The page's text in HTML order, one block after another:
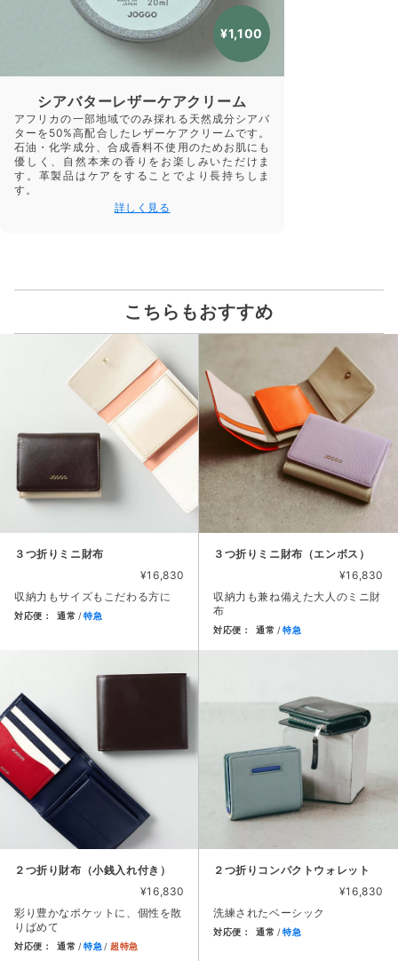
¥1,100
シアバターレザーケアクリーム
アフリカの一部地域でのみ採れる天然成分シアバ
ターを50%高配合したレザーケアクリームです。
石油・化学成分、合成香料不使用のためお肌にも
優しく、自然本来の香りをお楽しみいただけま
す。革製品はケアをすることでより長持ちしま
す。
詳しく見る
こちらもおすすめ
３つ折りミニ財布
¥16,830
収納力もサイズもこだわる方に
対応便： 通常 特急
３つ折りミニ財布（エンボス）
¥16,830
収納力も兼ね備えた大人のミニ財
布
対応便： 通常 特急
２つ折り財布（小銭入れ付き）
¥16,830
彩り豊かなポケットに、個性を散
りばめて
対応便： 通常 特急 超特急
２つ折りコンパクトウォレット
¥16,830
洗練されたベーシック
対応便： 通常 特急